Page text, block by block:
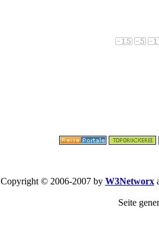
Copyright © 2006-2007 by W3Networx
Seite